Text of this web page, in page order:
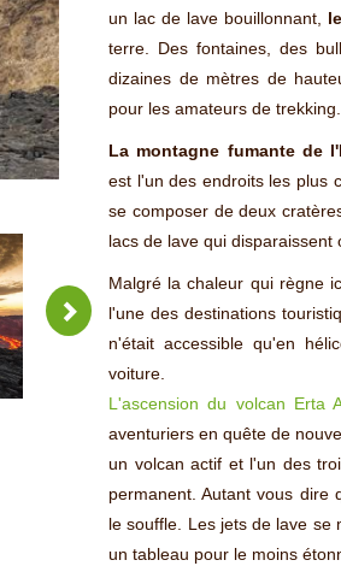
un lac de lave bouillonnant,
terre. Des fontaines, des
dizaines de mètres de
pour les amateurs de trekking.
La montagne fumante de
est l'un des endroits les plus
se composer de deux
lacs de lave qui
Malgré la chaleur qui règne
l'une des destinations
n'était accessible qu'en
voiture.
L'ascension du volcan Erta
aventuriers en quête de
un volcan actif et l'un des
permanent. Autant vous dire
le souffle. Les jets de lave
un tableau pour le moins